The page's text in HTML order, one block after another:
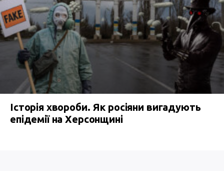
Історія хвороби. Як росіяни вигадують
епідемії на Херсонщині